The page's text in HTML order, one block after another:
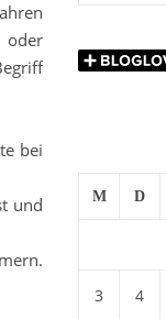
oder
bei
und
M D
3 4